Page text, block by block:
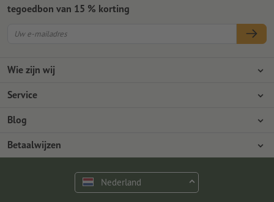
Wie zijn wij
Ondernemingen
Milieubescherming
Service
Betaalwijzen
Verzending
Premium programma
Blog
Photoshop-tutorials
Gratis lettertypes en fonts
Betaalwijzen
tegoedbon van 15 % korting
Nederland